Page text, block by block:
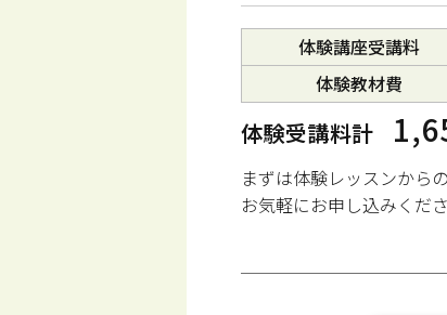
体験講座受講料
体験教材費
体験受講料計
まずは体験レッスンから
お気軽にお申し込みくださ